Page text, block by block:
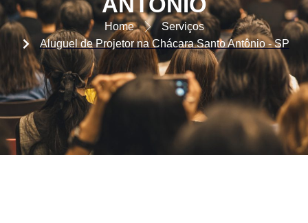
Home
Serviços
Aluguel de Projetor na Chácara Santo Antônio - SP